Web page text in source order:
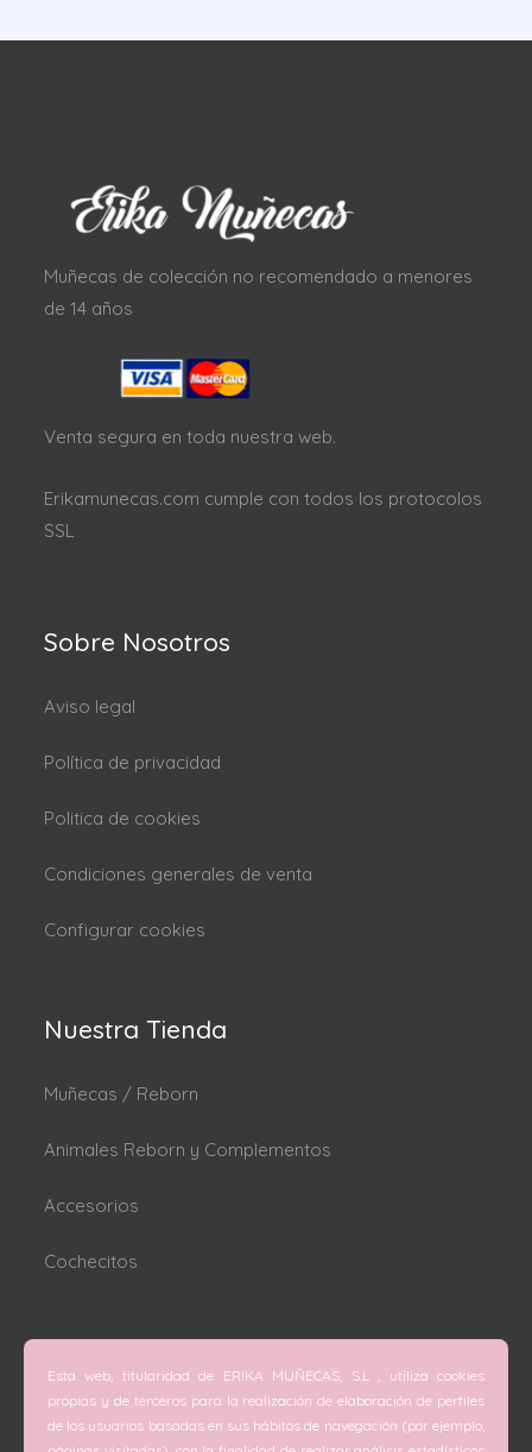
Muñecas de colección no recomendado a menores
de 14 años
Venta segura en toda nuestra web.
Erikamunecas.com cumple con todos los protocolos
SSL
Sobre Nosotros
Aviso legal
Política de privacidad
Politica de cookies
Condiciones generales de venta
Configurar cookies
Nuestra Tienda
Muñecas / Reborn
Animales Reborn y Complementos
Accesorios
Cochecitos
C/ San Vicente Mártir nº 74 (Valencia).
C/ Doctor Melis nº 6 (Grao de Gandía).
Esta web, titularidad de ERIKA MUÑECAS, S.L , utiliza cookies
propias y de terceros para la realización de elaboración de perfiles
de los usuarios basadas en sus hábitos de navegación (por ejemplo,